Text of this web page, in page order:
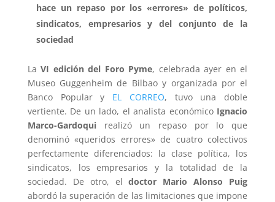
hace un repaso por los «errores» de políticos,
sindicatos, empresarios y del conjunto de la
sociedad
La VI edición del Foro Pyme, celebrada ayer en el
Museo Guggenheim de Bilbao y organizada por el
Banco Popular y EL CORREO, tuvo una doble
vertiente. De un lado, el analista económicoIgnacio
Marco-Gardoquirealizó un repaso por lo que
denominó «queridos errores» de cuatro colectivos
perfectamente diferenciados: la clase política, los
sindicatos, los empresarios y la totalidad de la
sociedad. De otro, eldoctor Mario Alonso Puig
abordó la superación de las limitaciones que impone